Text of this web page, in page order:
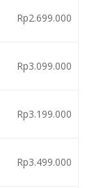
Rp2.699.000
Rp3.099.000
Rp3.199.000
Rp3.499.000